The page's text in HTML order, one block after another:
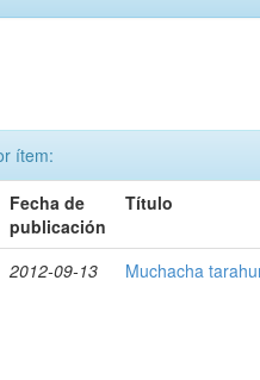
ítem:
Fecha de
publicación
Título
2012-09-13 Muchacha